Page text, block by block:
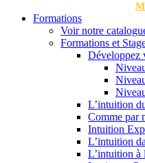
Formations
Voir notre
Formations et
Développez
L’intuition
Comme par
Intuition
L’intuition
L’intuition à